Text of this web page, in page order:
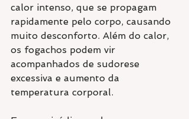
calor intenso, que se propagam
rapidamente pelo corpo, causando
muito desconforto. Além do calor,
os fogachos podem vir
acompanhados de sudorese
excessiva e aumento da
temperatura corporal.